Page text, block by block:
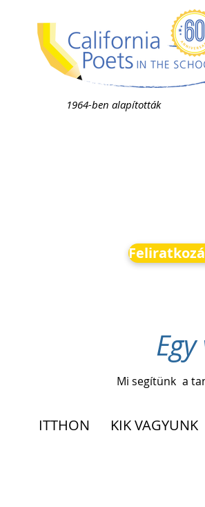
1964-ben alapították
Mi segítünk a
ITTHON KIK VAGYUNK